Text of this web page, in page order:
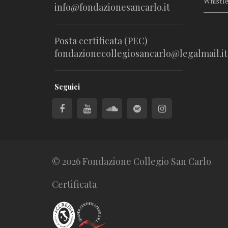
info@fondazionesancarlo.it
Posta certificata (PEC)
fondazionecollegiosancarlo@legalmail.it
Seguici
© 2026 Fondazione Collegio San Carlo
Certificata